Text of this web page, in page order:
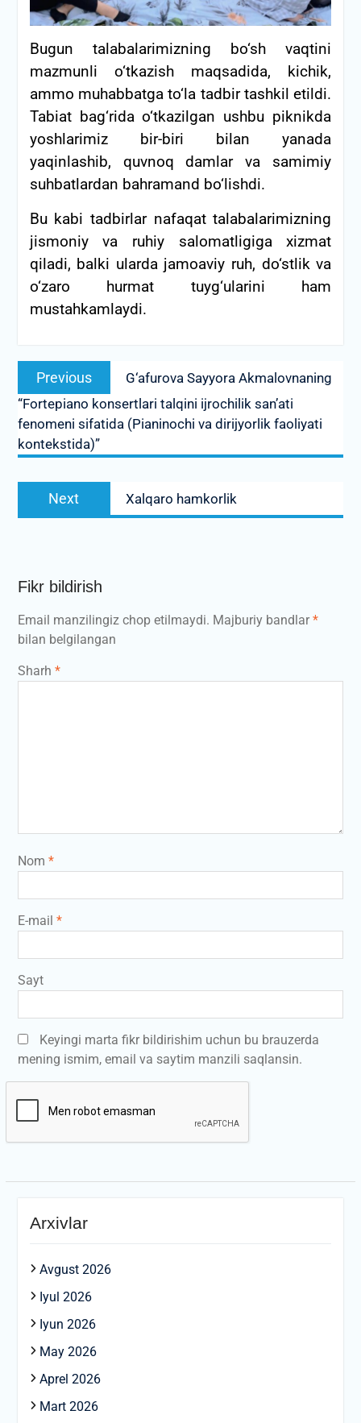
Bugun talabalarimizning bo‘sh vaqtini
mazmunli o‘tkazish maqsadida, kichik,
ammo muhabbatga to‘la tadbir tashkil etildi.
Tabiat bag‘rida o‘tkazilgan ushbu piknikda
yoshlarimiz bir-biri bilan yanada
yaqinlashib, quvnoq damlar va samimiy
suhbatlardan bahramand bo‘lishdi.
Bu kabi tadbirlar nafaqat talabalarimizning
jismoniy va ruhiy salomatligiga xizmat
qiladi, balki ularda jamoaviy ruh, do‘stlik va
o‘zaro hurmat tuyg‘ularini ham
mustahkamlaydi.
Post
menyusi
Previous
Previous
post:
G‘afurova Sayyora Akmalovnaning
“Fortepiano konsertlari talqini ijrochilik san’ati
fenomeni sifatida (Pianinochi va dirijyorlik faoliyati
kontekstida)”
Next
Next
post:
Xalqaro hamkorlik
Fikr bildirish
Email manzilingiz chop etilmaydi. Majburiy bandlar*
bilan belgilangan
Sharh *
Nom *
E-mail *
Sayt
Keyingi marta fikr bildirishim uchun bu brauzerda
mening ismim, email va saytim manzili saqlansin.
Arxivlar
Avgust 2026
Iyul 2026
Iyun 2026
May 2026
Aprel 2026
Mart 2026